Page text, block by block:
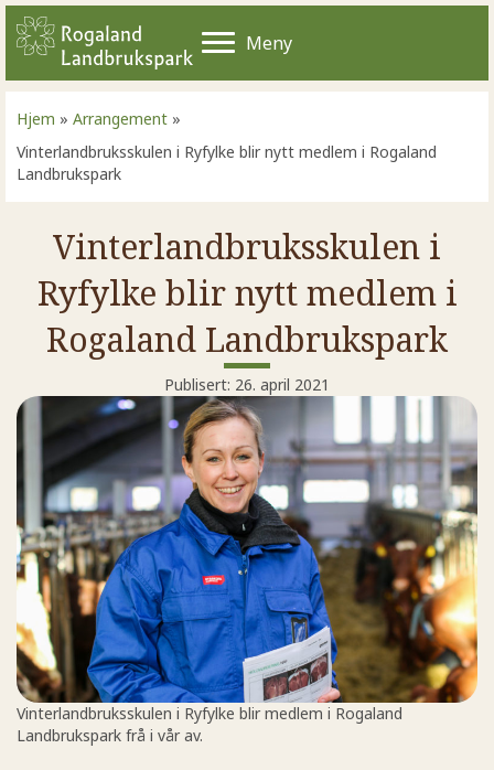
Meny
Hjem » Arrangement »
Vinterlandbruksskulen i Ryfylke blir nytt medlem i Rogaland
Landbrukspark
Vinterlandbruksskulen i
Ryfylke blir nytt medlem i
Rogaland Landbrukspark
Publisert: 26. april 2021
Vinterlandbruksskulen i Ryfylke blir medlem i Rogaland
Landbrukspark frå i vår av.